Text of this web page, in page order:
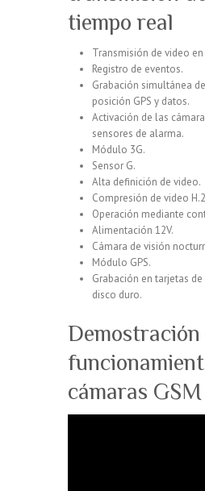
tiempo real
Transmisión de video
Registro de eventos.
Grabación simultánea
posición GPS y datos.
Activación de las
sensores de alarma.
Módulo 3G.
Sensor G.
Alta definición de video.
Compresión de video
Operación mediante
Alimentación 12V.
Cámara de visión
Módulo GPS.
Grabación en tarjetas
disco duro.
Demostración
cámaras GSM